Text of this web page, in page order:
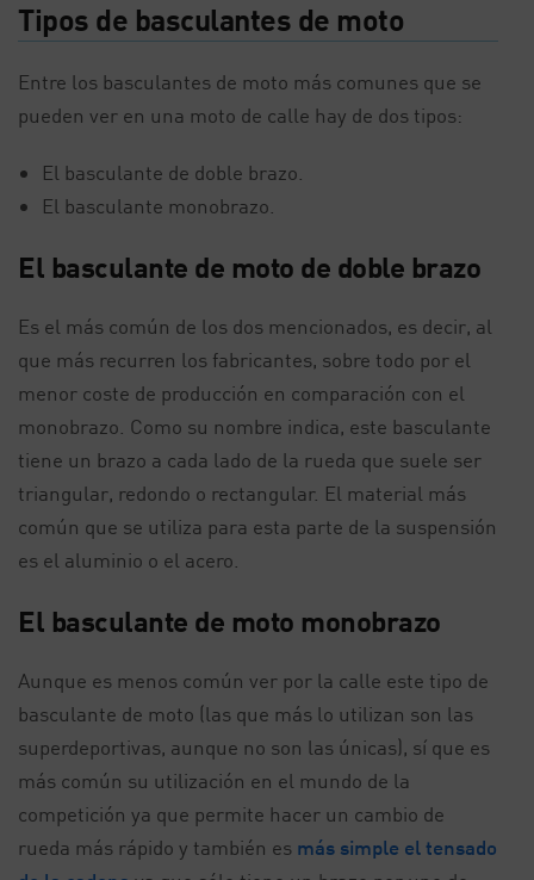
Tipos de basculantes de moto
Entre los basculantes de moto más comunes que se
pueden ver en una moto de calle hay de dos tipos:
El basculante de doble brazo.
El basculante monobrazo.
El basculante de moto de doble brazo
Es el más común de los dos mencionados, es decir, al
que más recurren los fabricantes, sobre todo por el
menor coste de producción en comparación con el
monobrazo. Como su nombre indica, este basculante
tiene un brazo a cada lado de la rueda que suele ser
triangular, redondo o rectangular. El material más
común que se utiliza para esta parte de la suspensión
es el aluminio o el acero.
El basculante de moto monobrazo
Aunque es menos común ver por la calle este tipo de
basculante de moto (las que más lo utilizan son las
superdeportivas, aunque no son las únicas), sí que es
más común su utilización en el mundo de la
competición ya que permite hacer un cambio de
rueda más rápido y también es más simple el tensado